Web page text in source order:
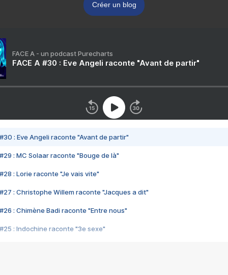
Créer un blog
FACE A - un podcast Purecharts
FACE A #30 : Eve Angeli raconte "Avant de partir"
#30 : Eve Angeli raconte "Avant de partir"
#29 : MC Solaar raconte "Bouge de là"
#28 : Lorie raconte "Je vais vite"
#27 : Christophe Willem raconte "Jacques a dit"
#26 : Chimène Badi raconte "Entre nous"
#25 : Indochine raconte "3e sexe"